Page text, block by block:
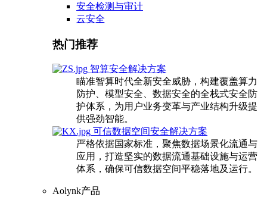
安全检测与审计
云安全
热门推荐
智算安全解决方案
瞄准智算时代全新安全威胁，构建覆盖算力
防护、模型安全、数据安全的全栈式安全防
护体系，为用户业务变革与产业结构升级提
供强劲智能。
可信数据空间安全解决方案
严格依据国家标准，聚焦数据场景化流通与
应用，打造坚实的数据流通基础设施与运营
体系，确保可信数据空间平稳落地及运行。
Aolynk产品